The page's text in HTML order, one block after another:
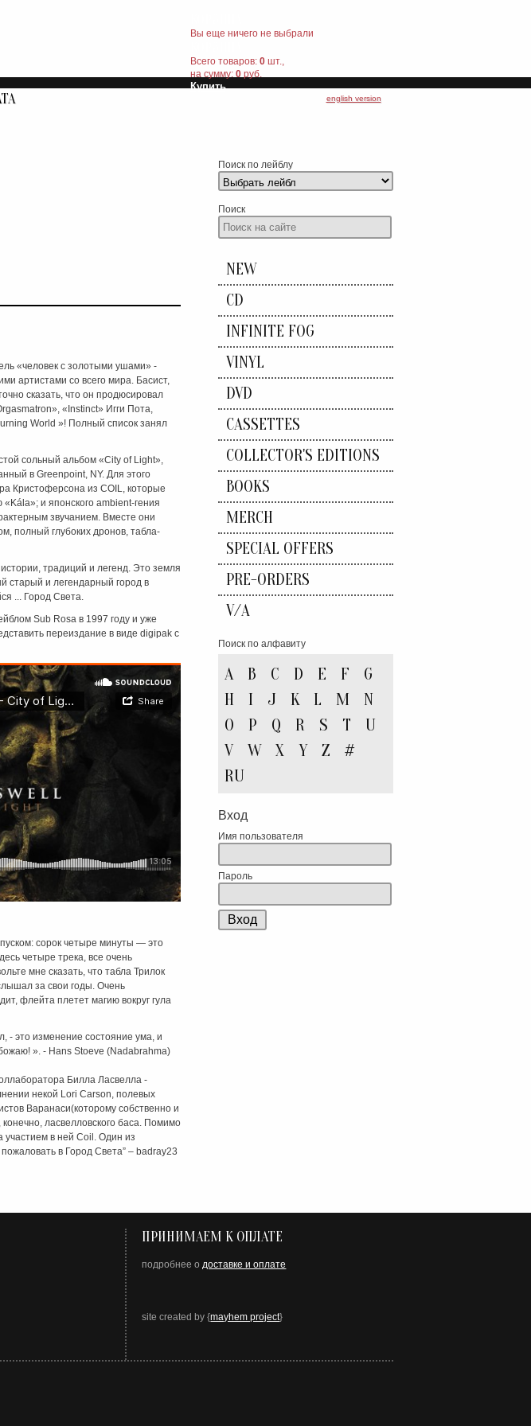
Вы еще ничего не выбрали
Всего товаров: 0шт.,
на сумму: 0руб.
Купить
english version
«человек с золотыми ушами» -
артистами со всего мира. Басист,
сказать, что он продюсировал
«Instinct» Игги Пота,
World »! Полный список занял
сольный альбом «City of Light»,
в Greenpoint, NY. Для этого
Кристоферсона из COIL, которые
и японского ambient-гения
звучанием. Вместе они
полный глубоких дронов, табла-
традиций и легенд. Это земля
старый и легендарный город в
... Город Света.
Sub Rosa в 1997 году и уже
переиздание в виде digipak с
сорок четыре минуты — это
четыре трека, все очень
мне сказать, что табла Трилок
за свои годы. Очень
флейта плетет магию вокруг гула
- это изменение состояние ума, и
». - Hans Stoeve (Nadabrahma)
Билла Ласвелла -
некой Lori Carson, полевых
Варанаси(которому собственно и
ласвелловского баса. Помимо
участием в ней Coil. Один из
в Город Света” – badray23
Поиск по лейблу
Поиск
NEW
CD
INFINITE FOG
VINYL
DVD
CASSETTES
COLLECTOR'S EDITIONS
BOOKS
MERCH
SPECIAL OFFERS
PRE-ORDERS
V/A
Поиск по алфавиту
A B C D E F
G
H
I J K L M
N
O
P Q R S T
U
V
W X Y Z
#
RU
Вход
Имя пользователя
Пароль
ПРИНИМАЕМ К ОПЛАТЕ
подробнее одоставке и оплате
site created by {mayhem project}